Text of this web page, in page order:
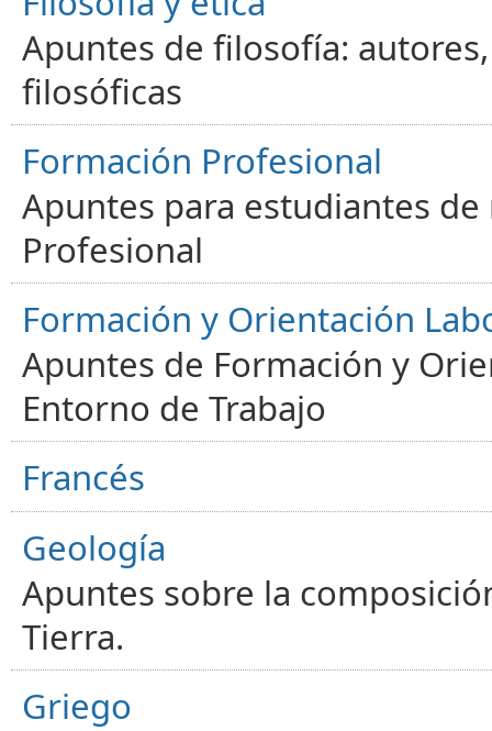
Apuntes de filosofía:
filosóficas
Formación Profesional
Apuntes para estudiantes
Profesional
Formación y Orientación
Apuntes de Formación y
Entorno de Trabajo
Francés
Geología
Apuntes sobre la
Tierra.
Griego